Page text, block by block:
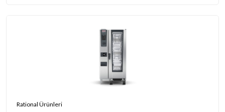
Rational Ürünleri